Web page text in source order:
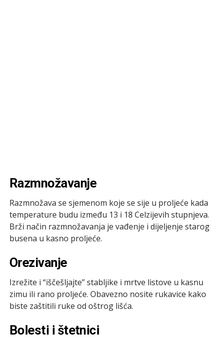
Razmnožavanje
Razmnožava se sjemenom koje se sije u proljeće kada
temperature budu između 13 i 18 Celzijevih stupnjeva.
Brži način razmnožavanja je vađenje i dijeljenje starog
busena u kasno proljeće.
Orezivanje
Izrežite i “iščešljajte” stabljike i mrtve listove u kasnu
zimu ili rano proljeće. Obavezno nosite rukavice kako
biste zaštitili ruke od oštrog lišća.
Bolesti i štetnici